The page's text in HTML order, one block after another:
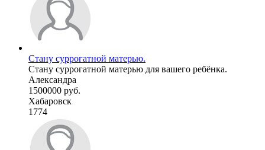
Стану суррогатной матерью.
Стану суррогатной матерью для вашего ребёнка.
Александра
1500000 руб.
Хабаровск
1774